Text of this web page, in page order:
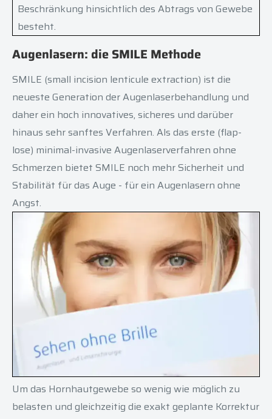
Beschränkung hinsichtlich des Abtrags von Gewebe
besteht.
Augenlasern: die SMILE Methode
SMILE (small incision lenticule extraction) ist die
neueste Generation der Augenlaserbehandlung und
daher ein hoch innovatives, sicheres und darüber
hinaus sehr sanftes Verfahren. Als das erste (flap-
lose) minimal-invasive Augenlaserverfahren ohne
Schmerzen bietet SMILE noch mehr Sicherheit und
Stabilität für das Auge - für ein Augenlasern ohne
Angst.
Um das Hornhautgewebe so wenig wie möglich zu
belasten und gleichzeitig die exakt geplante Korrektur